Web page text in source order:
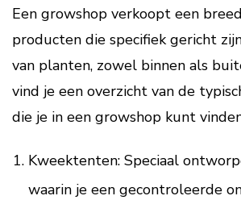
Een growshop verkoopt een
producten die specifiek gericht
van planten, zowel binnen als
vind je een overzicht van de
die je in een growshop kunt
Kweektenten: Speciaal
waarin je een gecontroleerde